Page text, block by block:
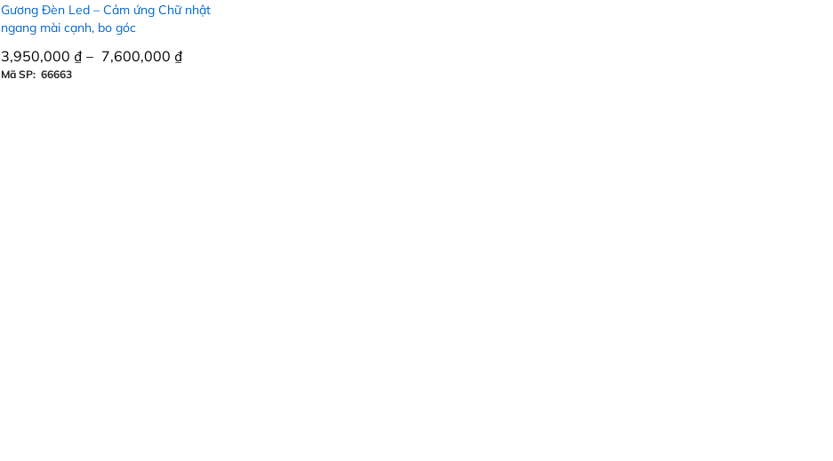
Gương Đèn Led – Cảm ứng Chữ nhật
ngang mài cạnh, bo góc
3,950,000 ₫ – 7,600,000 ₫
Mã SP: 66663
3,950,000 ₫ 7,600,000 ₫